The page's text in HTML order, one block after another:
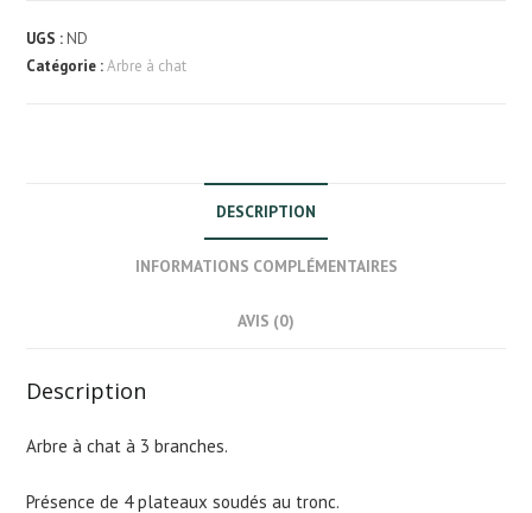
à
chat
UGS : ND
Catégorie :Arbre à chat
DESCRIPTION
INFORMATIONS COMPLÉMENTAIRES
AVIS (0)
Description
Arbre à chat à 3 branches.
Présence de 4 plateaux soudés au tronc.